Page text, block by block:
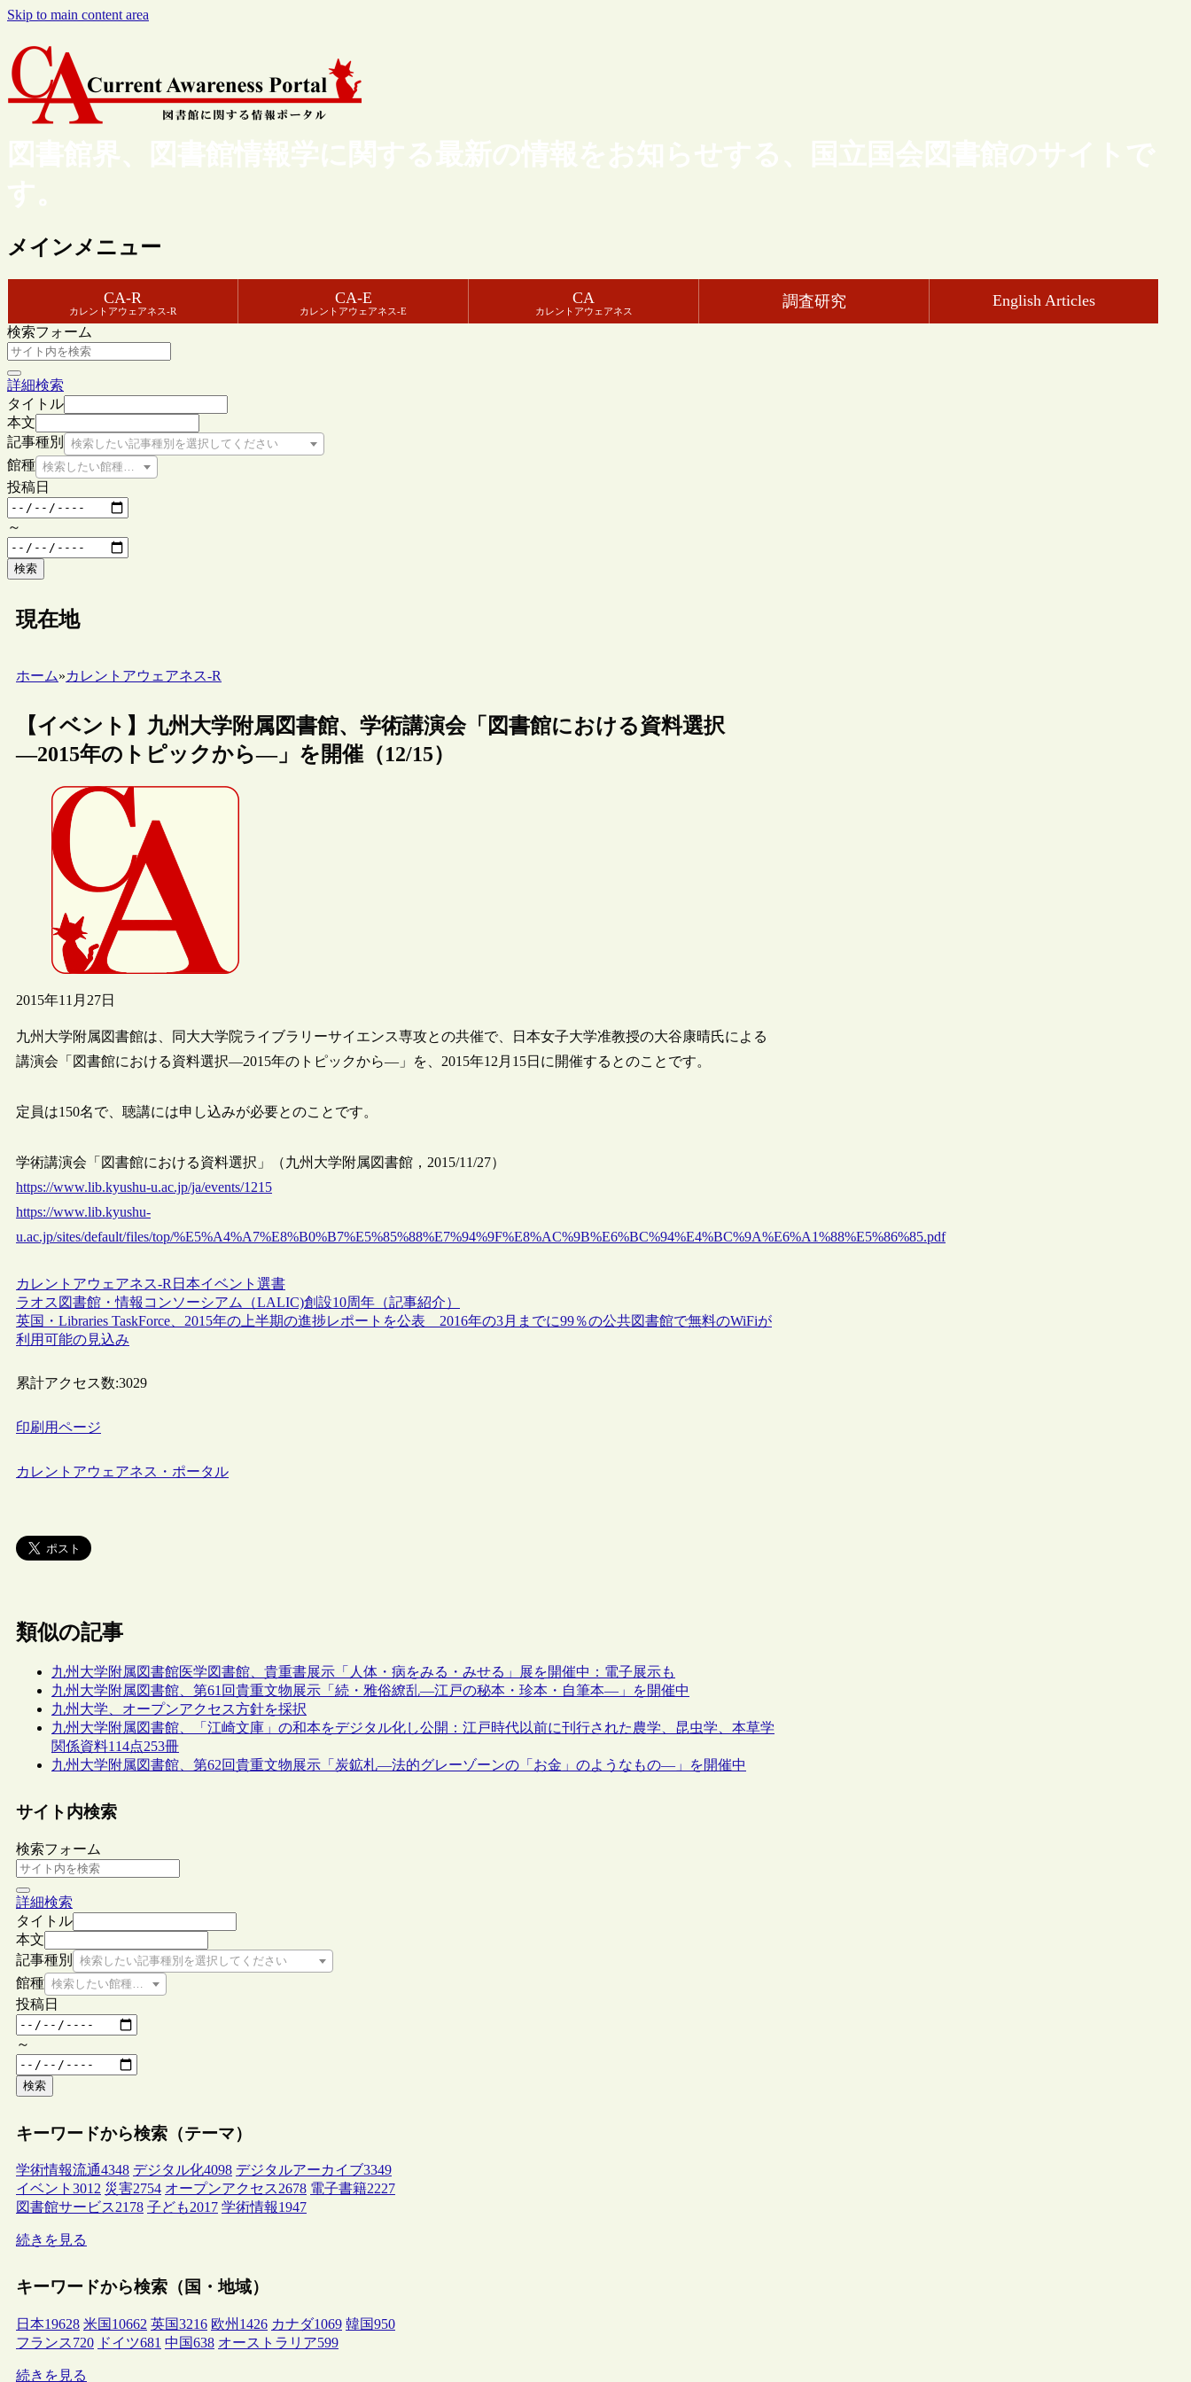
Skip to main content area
図書館界、図書館情報学に関する最新の情報をお知らせする、国立国会図書館のサイトで
す。
メインメニュー
CA-R
カレントアウェアネス-R
CA-E
カレントアウェアネス-E
CA
カレントアウェアネス
調査研究 English Articles
検索フォーム
詳細検索
タイトル
本文
記事種別
検索したい記事種別を選択してください
館種 検索したい館種を選択してください
投稿日
～
検索
現在地
ホーム»カレントアウェアネス-R
【イベント】九州大学附属図書館、学術講演会「図書館における資料選択
―2015年のトピックから―」を開催（12/15）
2015年11月27日
九州大学附属図書館は、同大大学院ライブラリーサイエンス専攻との共催で、日本女子大学准教授の大谷康晴氏による
講演会「図書館における資料選択―2015年のトピックから―」を、2015年12月15日に開催するとのことです。
定員は150名で、聴講には申し込みが必要とのことです。
学術講演会「図書館における資料選択」（九州大学附属図書館，2015/11/27）
https://www.lib.kyushu-u.ac.jp/ja/events/1215
https://www.lib.kyushu-
u.ac.jp/sites/default/files/top/%E5%A4%A7%E8%B0%B7%E5%85%88%E7%94%9F%E8%AC%9B%E6%BC%94%E4%BC%9A%E6%A1%88%E5%86%85.pdf
カレントアウェアネス-R 日本イベント 選書
ラオス図書館・情報コンソーシアム（LALIC)創設10周年（記事紹介）
英国・Libraries TaskForce、2015年の上半期の進捗レポートを公表 2016年の3月までに99％の公共図書館で無料のWiFiが
利用可能の見込み
累計アクセス数:3029
印刷用ページ
カレントアウェアネス・ポータル
類似の記事
九州大学附属図書館医学図書館、貴重書展示「人体・病をみる・みせる」展を開催中：電子展示も
九州大学附属図書館、第61回貴重文物展示「続・雅俗繚乱―江戸の秘本・珍本・自筆本―」を開催中
九州大学、オープンアクセス方針を採択
九州大学附属図書館、「江崎文庫」の和本をデジタル化し公開：江戸時代以前に刊行された農学、昆虫学、本草学
関係資料114点253冊
九州大学附属図書館、第62回貴重文物展示「炭鉱札―法的グレーゾーンの「お金」のようなもの―」を開催中
サイト内検索
検索フォーム
詳細検索
タイトル
本文
記事種別
検索したい記事種別を選択してください
館種 検索したい館種を選択してください
投稿日
～
検索
キーワードから検索（テーマ）
学術情報流通4348 デジタル化4098 デジタルアーカイブ3349
イベント 3012 災害2754 オープンアクセス2678 電子書籍2227
図書館サービス2178 子ども2017 学術情報1947
続きを見る
キーワードから検索（国・地域）
日本19628 米国 10662 英国3216 欧州 1426 カナダ1069 韓国950
フランス720 ドイツ681 中国638 オーストラリア599
続きを見る